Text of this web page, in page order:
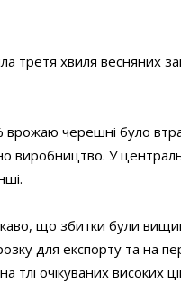
третя хвиля весняних
врожаю черешні було
виробництво. У
що збитки були
для експорту та на
очікуваних високих